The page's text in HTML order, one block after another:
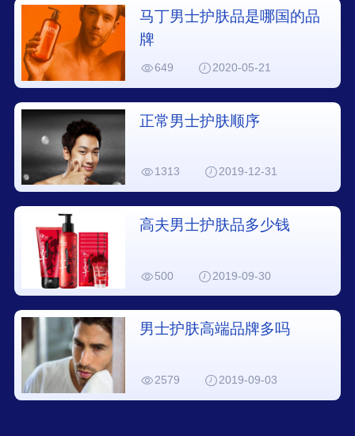
马丁男士护肤品是哪国的品
牌
649 2020-05-21
正常男士护肤顺序
1313 2019-12-31
高夫男士护肤品多少钱
500 2019-09-30
男士护肤高端品牌多吗
2579 2019-09-03